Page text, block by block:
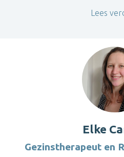
Lees
Elke
Gezinstherapeut en